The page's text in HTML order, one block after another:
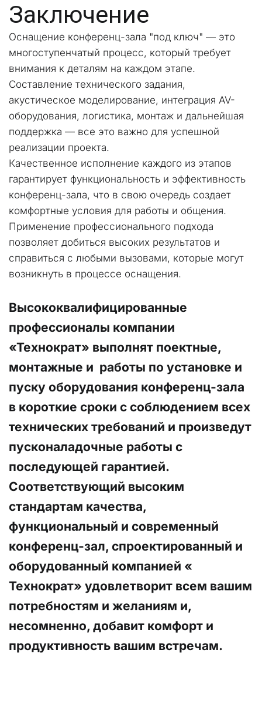
Заключение
Оснащение конференц-зала "под ключ" — это
многоступенчатый процесс, который требует
внимания к деталям на каждом этапе.
Составление технического задания,
акустическое моделирование, интеграция AV-
оборудования, логистика, монтаж и дальнейшая
поддержка — все это важно для успешной
реализации проекта.
Качественное исполнение каждого из этапов
гарантирует функциональность и эффективность
конференц-зала, что в свою очередь создает
комфортные условия для работы и общения.
Применение профессионального подхода
позволяет добиться высоких результатов и
справиться с любыми вызовами, которые могут
возникнуть в процессе оснащения.
Высококвалифицированные
профессионалы компании
«Технократ» выполнят поектные,
монтажные и  работы по установке и
пуску оборудования конференц-зала
в короткие сроки с соблюдением всех
технических требований и произведут
пусконаладочные работы с
последующей гарантией.
Соответствующий высоким
стандартам качества,
функциональный и современный
конференц-зал, спроектированный и
оборудованный компанией «
Технократ» удовлетворит всем вашим
потребностям и желаниям и,
несомненно, добавит комфорт и
продуктивность вашим встречам.